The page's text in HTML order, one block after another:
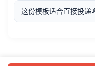
这份模板适合直接投递